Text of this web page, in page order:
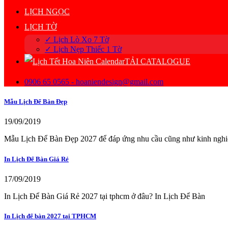
LỊCH NGỌC
LỊCH TỜ
✓ Lịch Lò Xo 7 Tờ
✓ Lịch Nẹp Thiếc 1 Tờ
TẢI CATALOGUE
0906 65 0565 - hoaniendesign@gmail.com
Mẫu Lịch Để Bàn Đẹp
19/09/2019
Mẫu Lịch Để Bàn Đẹp 2027 để đáp ứng nhu cầu cũng như kinh
In Lịch Để Bàn Giá Rẻ
17/09/2019
In Lịch Để Bàn Giá Rẻ 2027 tại tphcm ở đâu? In Lịch Để Bàn
In Lịch để bàn 2027 tại TPHCM